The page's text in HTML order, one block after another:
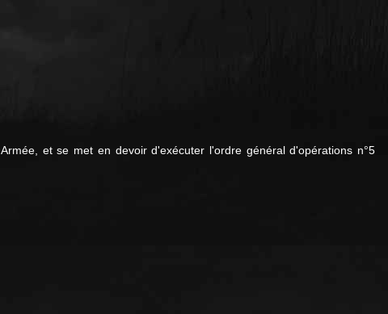
Armée, et se met en devoir d'exécuter l'ordre général d'opérations n°5